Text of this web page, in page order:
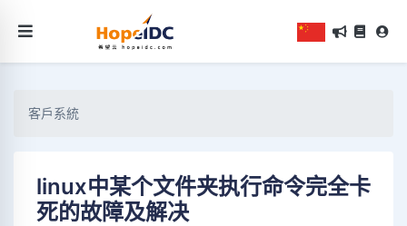
客戶系統
linux中某个文件夹执行命令完全卡
死的故障及解决